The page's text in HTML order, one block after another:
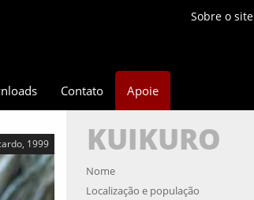
Sobre o site
Contato Apoie
1999 KUIKURO
Nome
Localização e população